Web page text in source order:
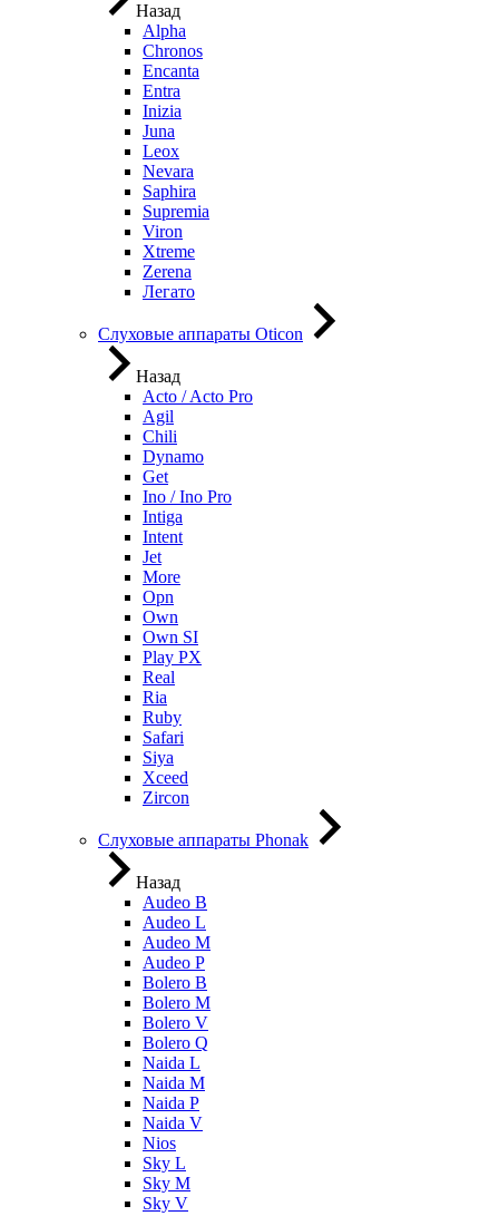
Назад
Alpha
Chronos
Encanta
Entra
Inizia
Juna
Leox
Nevara
Saphira
Supremia
Viron
Xtreme
Zerena
Легато
Слуховые аппараты Oticon
Назад
Acto / Acto Pro
Agil
Chili
Dynamo
Get
Ino / Ino Pro
Intiga
Intent
Jet
More
Opn
Own
Own SI
Play PX
Real
Ria
Ruby
Safari
Siya
Xceed
Zircon
Слуховые аппараты Phonak
Назад
Audeo B
Audeo L
Audeo М
Audeo P
Bolero B
Bolero M
Bolero V
Bolero Q
Naida L
Naida M
Naida P
Naida V
Nios
Sky L
Sky M
Sky V